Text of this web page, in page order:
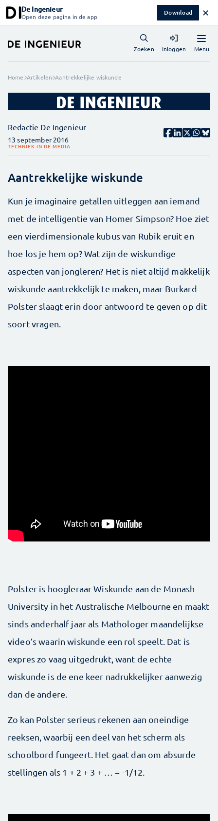
De Ingenieur
Open deze pagina in de app Download ✕
Menu
Zoeken Inloggen
Home Artikelen Aantrekkelijke wiskunde
Redactie De Ingenieur
13 september 2016
TECHNIEK IN DE MEDIA
Aantrekkelijke wiskunde
Kun je imaginaire getallen uitleggen aan iemand
met de intelligentie van Homer Simpson? Hoe ziet
een vierdimensionale kubus van Rubik eruit en
hoe los je hem op? Wat zijn de wiskundige
aspecten van jongleren? Het is niet altijd makkelijk
wiskunde aantrekkelijk te maken, maar Burkard
Polster slaagt erin door antwoord te geven op dit
soort vragen.
Polster is hoogleraar Wiskunde aan de Monash
University in het Australische Melbourne en maakt
sinds anderhalf jaar als Mathologer maandelijkse
video’s waarin wiskunde een rol speelt. Dat is
expres zo vaag uitgedrukt, want de echte
wiskunde is de ene keer nadrukkelijker aanwezig
dan de andere.
Zo kan Polster serieus rekenen aan oneindige
reeksen, waarbij een deel van het scherm als
schoolbord fungeert. Het gaat dan om absurde
stellingen als 1 + 2 + 3 + … = -1/12.